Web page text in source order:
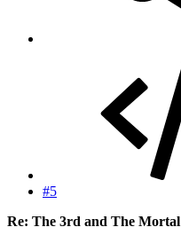
#5
Re: The 3rd and The Mortal